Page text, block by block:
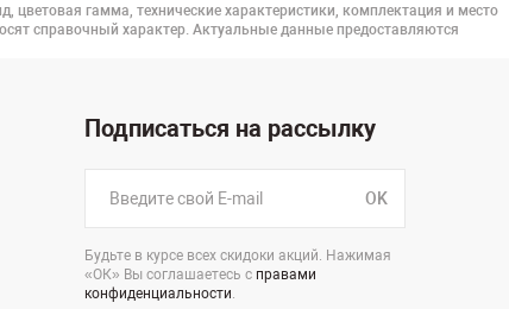
цветовая гамма, технические характеристики, комплектация и место
справочный характер. Актуальные данные предоставляются
Подписаться на рассылку
OK
Будьте в курсе всех скидоки акций. Нажимая
«ОК» Вы соглашаетесь с правами
конфиденциальности.